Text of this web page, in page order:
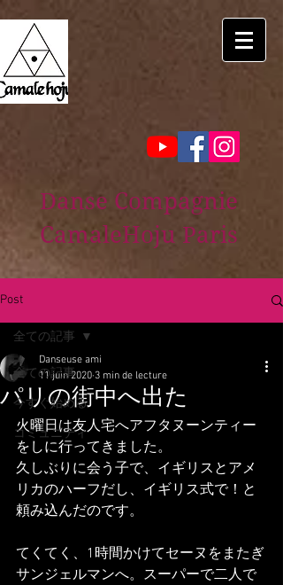
Danse Compagnie
CamaleHoju Paris
Post
全ての記事
今すぐ始める
コミュニティ
全ての記事
パリの街中へ出た
Danseuse ami
11 juin 2020 3 min de lecture
火曜日は友人宅へアフタヌーンティー
をしに行ってきました。
久しぶりに会う子で、イギリスとアメ
リカのハーフだし、イギリス式で！と
頼み込んだのです。
てくてく、1時間かけてセーヌをまたぎ
サンジェルマンへ。スーパーで二人で